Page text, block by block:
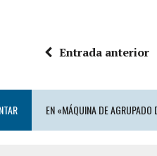
Entrada anterior
EN «MÁQUINA DE AGRUPADO